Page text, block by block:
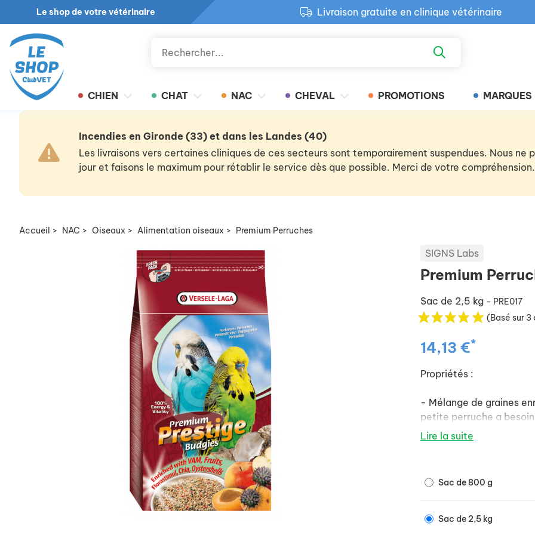
Le shop de votre vétérinaire
Livraison gratuite en clinique vétérinaire
Retour produit gratuit en clinique
CHIEN CHAT NAC CHEVAL PROMOTIONS MARQUES
Incendies en Gironde (33) et dans les Landes (40)
Les livraisons vers certaines cliniques de ces secteurs sont temporairement suspendues. Nous ne
jour et faisons le maximum pour rétablir le service dès que possible. Merci de votre compréhension.
Accueil > NAC > Oiseaux > Alimentation oiseaux > Premium Perruches
SIGNS Labs
Premium
Sac de 2,5 kg - PRE017
(Basé sur 3
14,13 €*
Propriétés :
- Mélange de graines
petite perruche a
- Enrichi de vitamines,
- Ecailles d'huîtres
Lire la suite
Sac de 800 g
Sac de 2,5 kg